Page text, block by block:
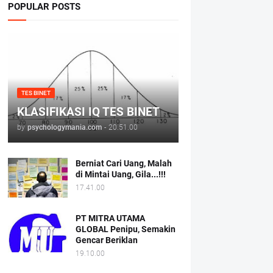
POPULAR POSTS
TES BINET
KLASIFIKASI IQ TES BINET
by psychologymania.com - 20.51.00
Berniat Cari Uang, Malah
di Mintai Uang, Gila...!!!
17.41.00
PT MITRA UTAMA
GLOBAL Penipu, Semakin
Gencar Beriklan
19.10.00